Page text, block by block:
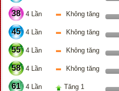
38 4 Lần Không tăng
45 4 Lần Không tăng
55 4 Lần Không tăng
58 4 Lần Không tăng
61 4 Lần Tăng 1